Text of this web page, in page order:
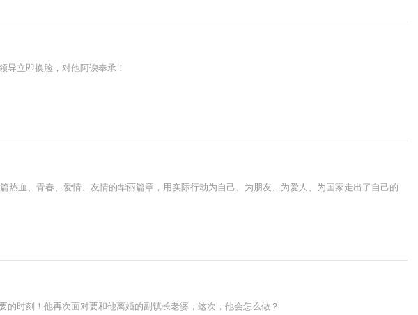
立即换脸，对他阿谀奉承！
血、青春、爱情、友情的华丽篇章，用实际行动为自己、为朋友、为爱人、为国家走出了自己的
时刻！他再次面对要和他离婚的副镇长老婆，这次，他会怎么做？